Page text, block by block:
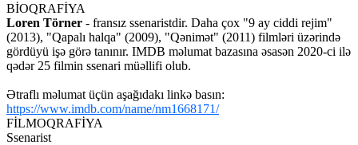
BİOQRAFİYA
Loren Törner - fransız ssenaristdir. Daha çox "9 ay ciddi rejim"
(2013), "Qapalı halqa" (2009), "Qənimət" (2011) filmləri üzərində
gördüyü işə görə tanınır. IMDB məlumat bazasına əsasən 2020-ci ilə
qədər 25 filmin ssenari müəllifi olub.
Ətraflı məlumat üçün aşağıdakı linkə basın:
https://www.imdb.com/name/nm1668171/
FİLMOQRAFİYA
Ssenarist